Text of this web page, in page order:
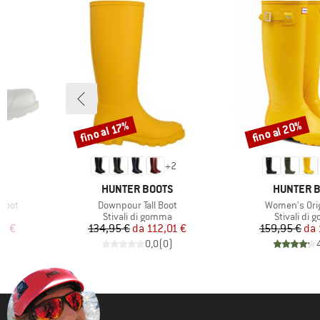
€
+2
MARCHIO
HUNTER BOOTS
Articolo
Downpour Tall Boot
Gruppo di prodotti
Stivali di gomma
Prezzo
134,95 € Prezzo ridotto
da 112,01 €
0,0(0)
Sconto
fino al 17%
MARCHIO
HUNTER
Articolo
Women's
Gruppo di
Stivali di
159,95 € da
Sconto
fino al 20%